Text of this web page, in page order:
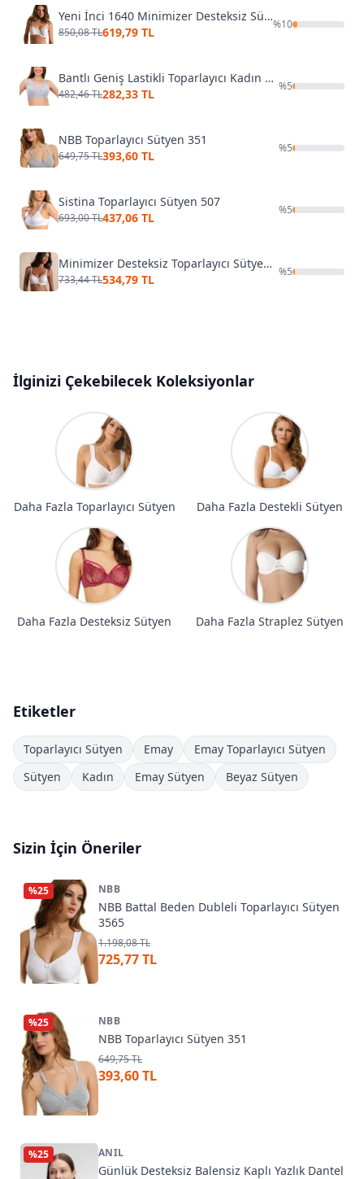
Yeni İnci 1640 Minimizer Desteksiz Sütyen (1 Beden Küçültür)
850,08 TL619,79 TL
%10
Bantlı Geniş Lastikli Toparlayıcı Kadın Sütyen Liza 541
482,46 TL282,33 TL
%5
NBB Toparlayıcı Sütyen 351
649,75 TL393,60 TL
%5
Sistina Toparlayıcı Sütyen 507
693,00 TL437,06 TL
%5
Minimizer Desteksiz Toparlayıcı Sütyen Yeni İnci 1950
733,44 TL534,79 TL
%5
İlginizi Çekebilecek Koleksiyonlar
Daha Fazla Toparlayıcı Sütyen Daha Fazla Destekli Sütyen
Daha Fazla Desteksiz Sütyen Daha Fazla Straplez Sütyen
Etiketler
Toparlayıcı Sütyen Emay
Emay Toparlayıcı Sütyen
Sütyen
Kadın Emay Sütyen Beyaz Sütyen
Sizin İçin Öneriler
%25 NBB
NBB Battal Beden Dubleli Toparlayıcı Sütyen
3565
1.198,08 TL
725,77 TL
%25 NBB
NBB Toparlayıcı Sütyen 351
649,75 TL
393,60 TL
%25 ANIL
Günlük Desteksiz Balensiz Kaplı Yazlık Dantel